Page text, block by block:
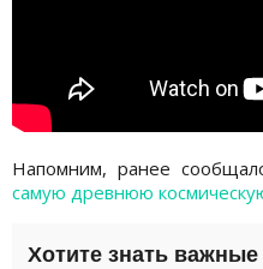
Напомним, ранее
самую древнюю
Хотите знать